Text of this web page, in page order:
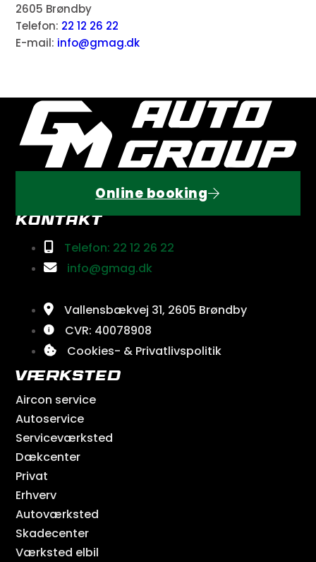
2605 Brøndby
Telefon: 22 12 26 22
E-mail: info@gmag.dk
Online booking
Kontakt
Telefon: 22 12 26 22
info@gmag.dk
Vallensbækvej 31, 2605 Brøndby
CVR: 40078908
Cookies- & Privatlivspolitik
Værksted
Aircon service
Autoservice
Serviceværksted
Dækcenter
Privat
Erhverv
Autoværksted
Skadecenter
Værksted elbil